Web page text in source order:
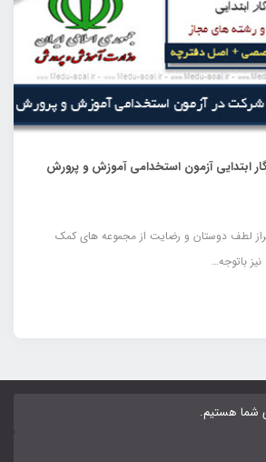
ابتدایی آزمون استخدامی آموزش و پرورش
لطف دوستان و رضایت از مجموعه های کمک
باتوجه…
شما هستیم.